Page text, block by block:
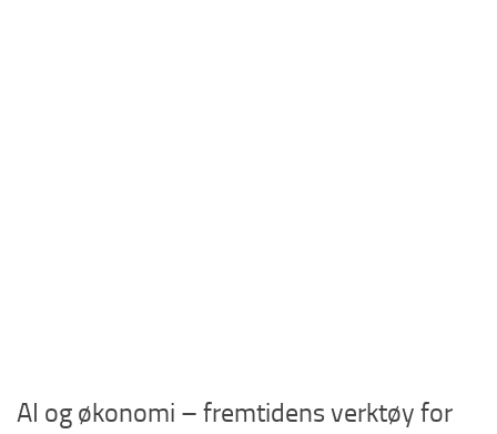
AI og økonomi – fremtidens verktøy for